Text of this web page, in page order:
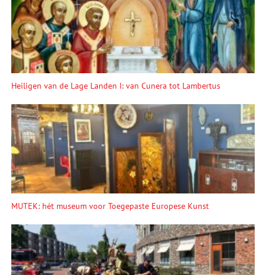
Heiligen van de Lage Landen I: van Cunera tot Lambertus
MUTEK: hét museum voor Toegepaste Europese Kunst